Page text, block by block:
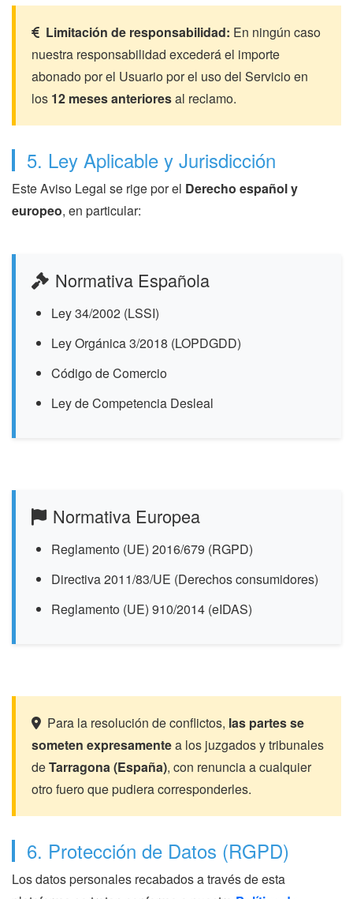
Limitación de responsabilidad: En ningún caso
nuestra responsabilidad excederá el importe
abonado por el Usuario por el uso del Servicio en
los 12 meses anterioresal reclamo.
5. Ley Aplicable y Jurisdicción
Este Aviso Legal se rige por el Derecho español y
europeo, en particular:
Normativa Española
Ley 34/2002 (LSSI)
Ley Orgánica 3/2018 (LOPDGDD)
Código de Comercio
Ley de Competencia Desleal
Normativa Europea
Reglamento (UE) 2016/679 (RGPD)
Directiva 2011/83/UE (Derechos consumidores)
Reglamento (UE) 910/2014 (eIDAS)
Para la resolución de conflictos, las partes se
someten expresamentea los juzgados y tribunales
deTarragona (España), con renuncia a cualquier
otro fuero que pudiera corresponderles.
6. Protección de Datos (RGPD)
Los datos personales recabados a través de esta